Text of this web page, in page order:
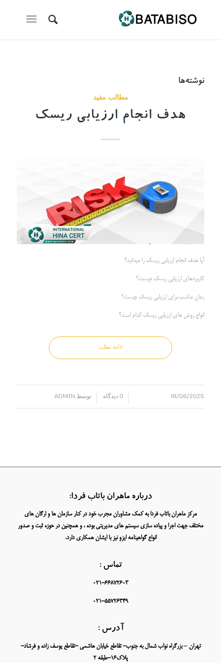
نوشته‌ها
مطالب مفید
هدف انجام ارزیابی ریسک
آیا هدف انجام ارزیابی ریسک را میدانید؟
کاربردهای ارزیابی ریسک چیست؟
زمان مناسب برای ارزیابی ریسک چیست؟
انواع روش های ارزیابی ریسک کدام است؟
ادامه مطلب
18/06/2025 0 دیدگاه توسط ADMIN
درباره ماهران باتاب فردا:
مرکز ماهران باتاب فردا به کمک مشاوران مجرب خود در کنار سازمان ها و ارگان های
مختلف جهت اجرا و پیاده سازی سیستم های مدیریتی بوده ، و همچنین در حوزه ثبت و صدور
انواع گواهینامه ایزو نیز با ایشان همکاری دارد.
تماس :
021-66872603
021-55726349
آدرس :
تهران – بزرگراه نواب شمال به جنوب- تقاطع خیابان هاشمی -تقاطع یوسف زاده و فرشاد-
پلاک16-طبقه 2